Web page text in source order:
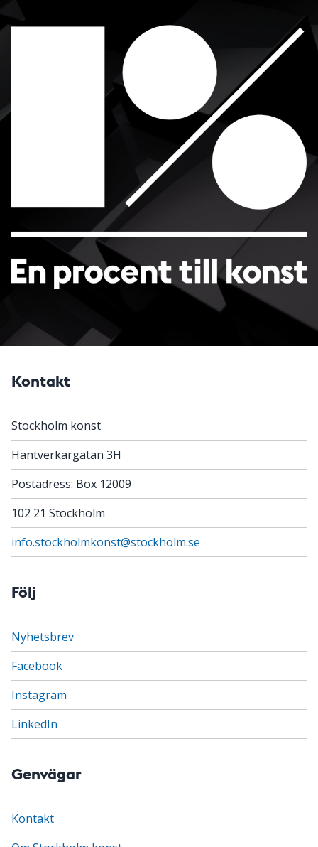
Kontakt
Stockholm konst
Hantverkargatan 3H
Postadress: Box 12009
102 21 Stockholm
info.stockholmkonst@stockholm.se
Följ
Nyhetsbrev
Facebook
Instagram
LinkedIn
Genvägar
Kontakt